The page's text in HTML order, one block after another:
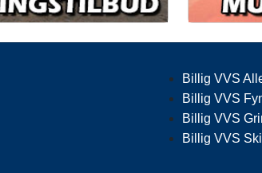
Billig VVS
Billig VVS
Billig VVS
Billig VVS